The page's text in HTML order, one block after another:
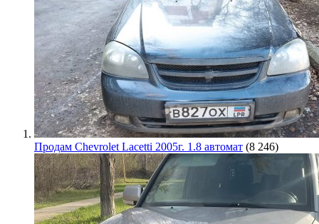
Продам Chevrolet Lacetti 2005г. 1.8 автомат (8 246)